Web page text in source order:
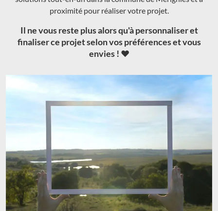
proximité pour réaliser votre projet.
Il ne vous reste plus alors qu'à personnaliser et
finaliser ce projet selon vos préférences et vous
envies ! ❤️